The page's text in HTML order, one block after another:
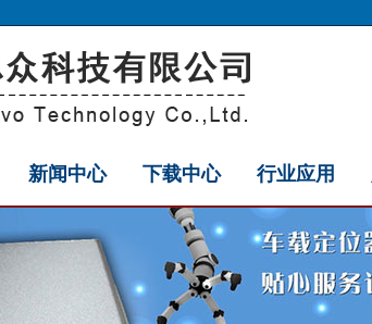
新闻中心 下载中心 行业应用